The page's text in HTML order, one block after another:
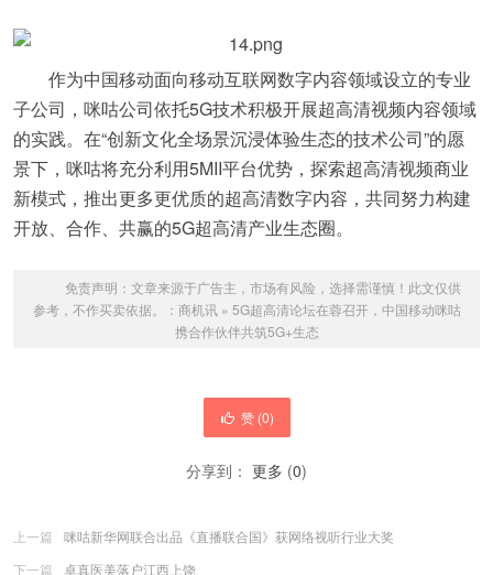
作为中国移动面向移动互联网数字内容领域设立的专业
子公司，咪咕公司依托5G技术积极开展超高清视频内容领域
的实践。在“创新文化全场景沉浸体验生态的技术公司”的愿
景下，咪咕将充分利用5MII平台优势，探索超高清视频商业
新模式，推出更多更优质的超高清数字内容，共同努力构建
开放、合作、共赢的5G超高清产业生态圈。
免责声明：文章来源于广告主，市场有风险，选择需谨慎！此文仅供
参考，不作买卖依据。： 商机讯» 5G超高清论坛在蓉召开，中国移动咪咕
携合作伙伴共筑5G+生态
赞 (0)
分享到： 更多 (0)
上一篇
咪咕新华网联合出品《直播联合国》获网络视听行业大奖
下一篇
卓真医美落户江西上饶